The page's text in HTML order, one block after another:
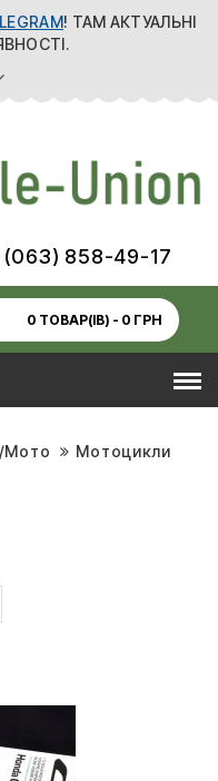
! ТАМ АКТУАЛЬНІ
(063) 858-49-17
0 ТОВАР(ІВ) - 0 ГРН
Мото Мотоцикли